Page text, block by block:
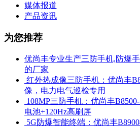
媒体报道
产品资讯
为您推荐
优尚丰专业生产三防手机,防爆
的厂家
红外热成像三防手机：优尚丰
像，电力电气巡检专用
108MP三防手机：优尚丰
电池+120Hz高刷屏
5G防爆智能终端：优尚丰